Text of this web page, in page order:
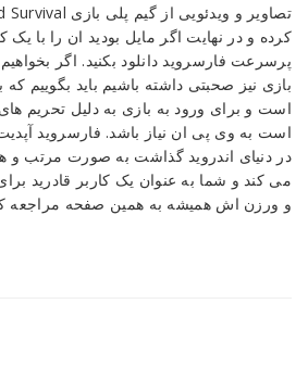
کرده و در نهایت اگر مایل بودید ان را با
پرسرعت فارسروید دانلود بکنید. اگر
بازی نیز صحبتی داشته باشیم باید بگوییم که
است و برای ورود به بازی به دلیل تحریم
است به وی پی ان نیاز باشد. فارسروید
در دنیای اندروید گذاشت به صورت مرتب و
می کند و شما به عنوان یک کاربر قادرید
و ورزن اش همیشه به همین صفحه مراجعه